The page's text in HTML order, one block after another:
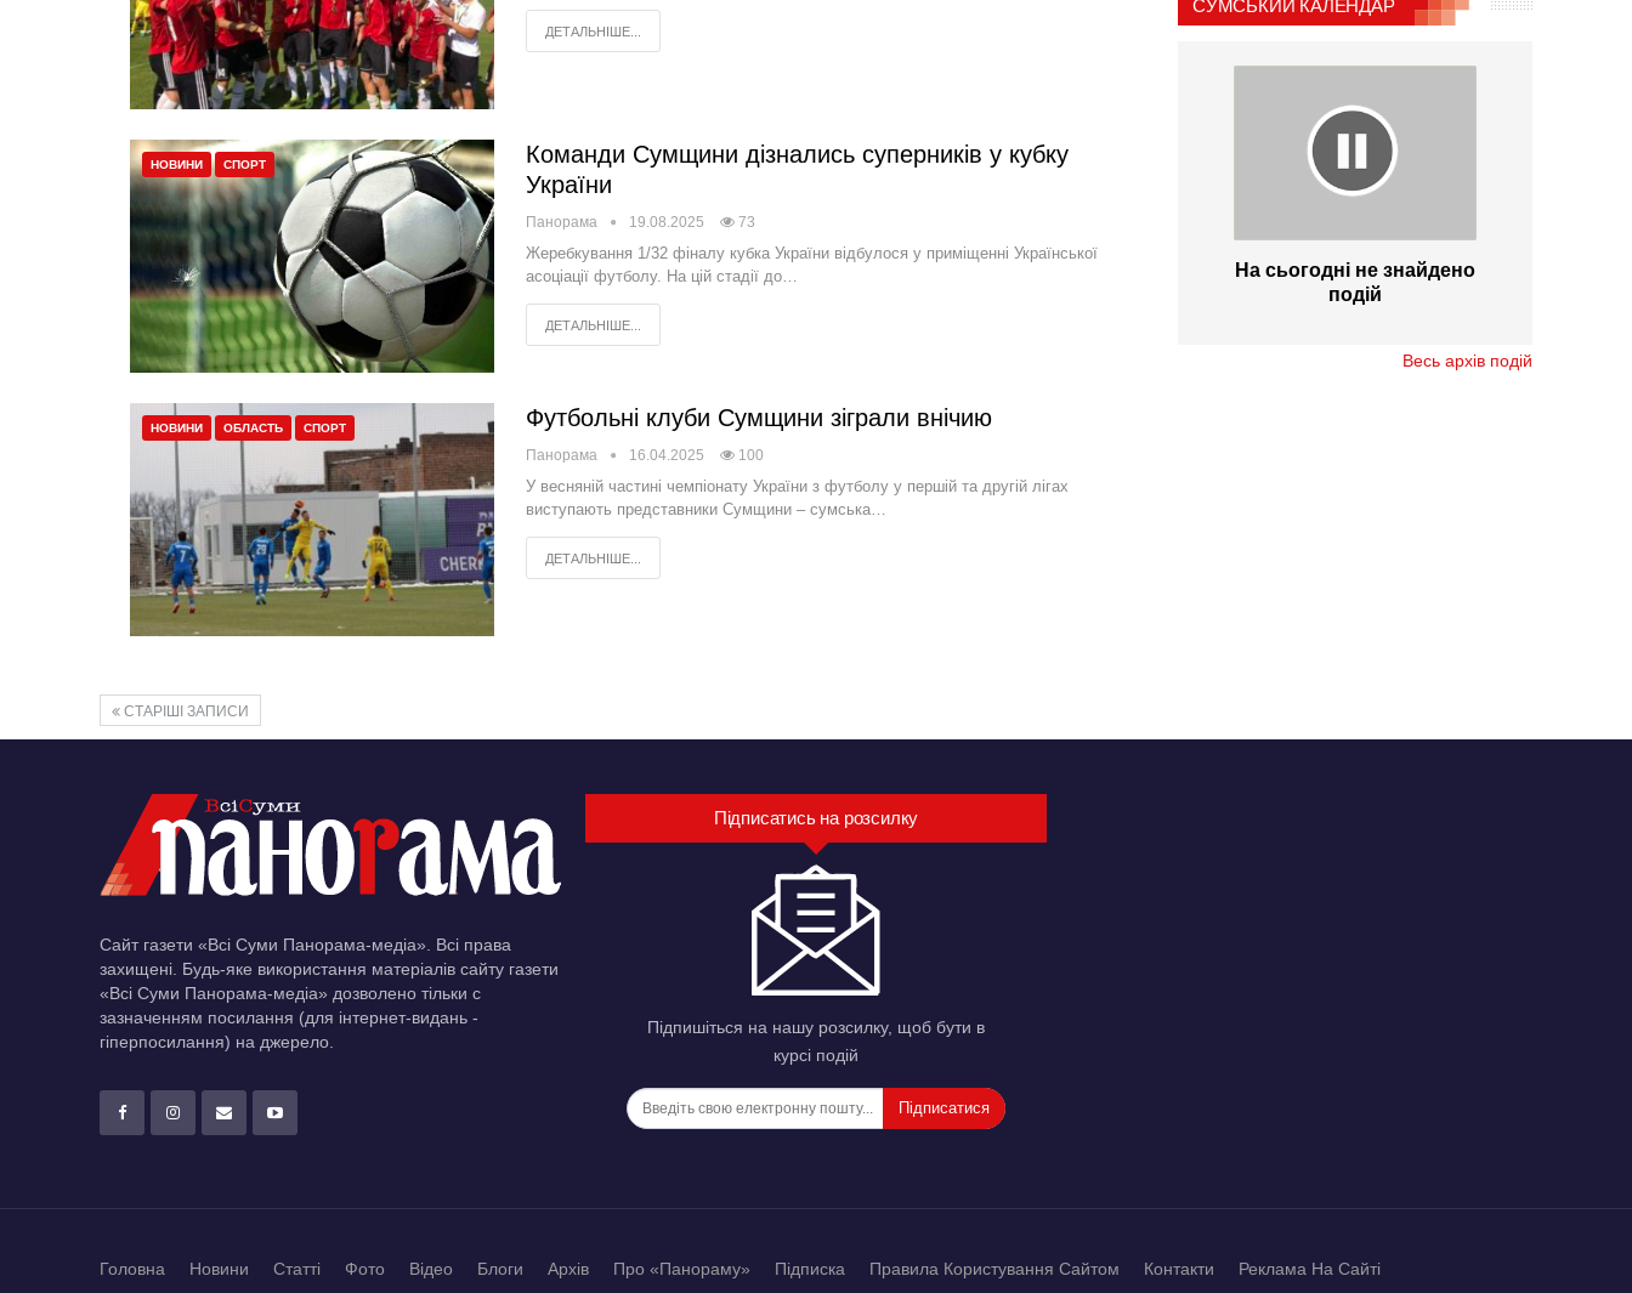
ДЕТАЛЬНІШЕ...
НОВИНИ СПОРТ
Команди Сумщини дізнались суперників у кубку
України
Панорама 19.08.2025 73
Жеребкування 1/32 фіналу кубка України відбулося у приміщенні Української
асоціації футболу. На цій стадії до…
ДЕТАЛЬНІШЕ...
НОВИНИ ОБЛАСТЬ СПОРТ Футбольні клуби Сумщини зіграли внічию
Панорама 16.04.2025 100
У весняній частині чемпіонату України з футболу у першій та другій лігах
виступають представники Сумщини – сумська…
ДЕТАЛЬНІШЕ...
СТАРІШІ ЗАПИСИ
СУМСЬКИЙ КАЛЕНДАР
На сьогодні не знайдено
подій
Весь архів подій
Сайт газети «Всі Суми Панорама-медіа». Всі права
захищені. Будь-яке використання матеріалів сайту газети
«Всі Суми Панорама-медіа» дозволено тільки c
зазначенням посилання (для інтернет-видань -
гіперпосилання) на джерело.
Підписатись на розсилку
Підпишіться на нашу розсилку, щоб бути в
курсі подій
Підписатися
Головна Новини Статті Фото Відео Блоги Архів Про «Панораму» Підписка Правила Користування Сайтом Контакти Реклама На Сайті